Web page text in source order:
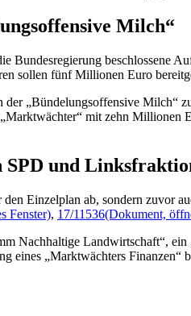
Milch“
Bundesregierung beschlossene
sollen fünf Millionen Euro
„Bündelungsoffensive Milch“
mit zehn Millionen
SPD und
Einzelplan ab, sondern zuvor
Fenster), 17/11536(Dokument,
Nachhaltige Landwirtschaft“,
eines „Marktwächters